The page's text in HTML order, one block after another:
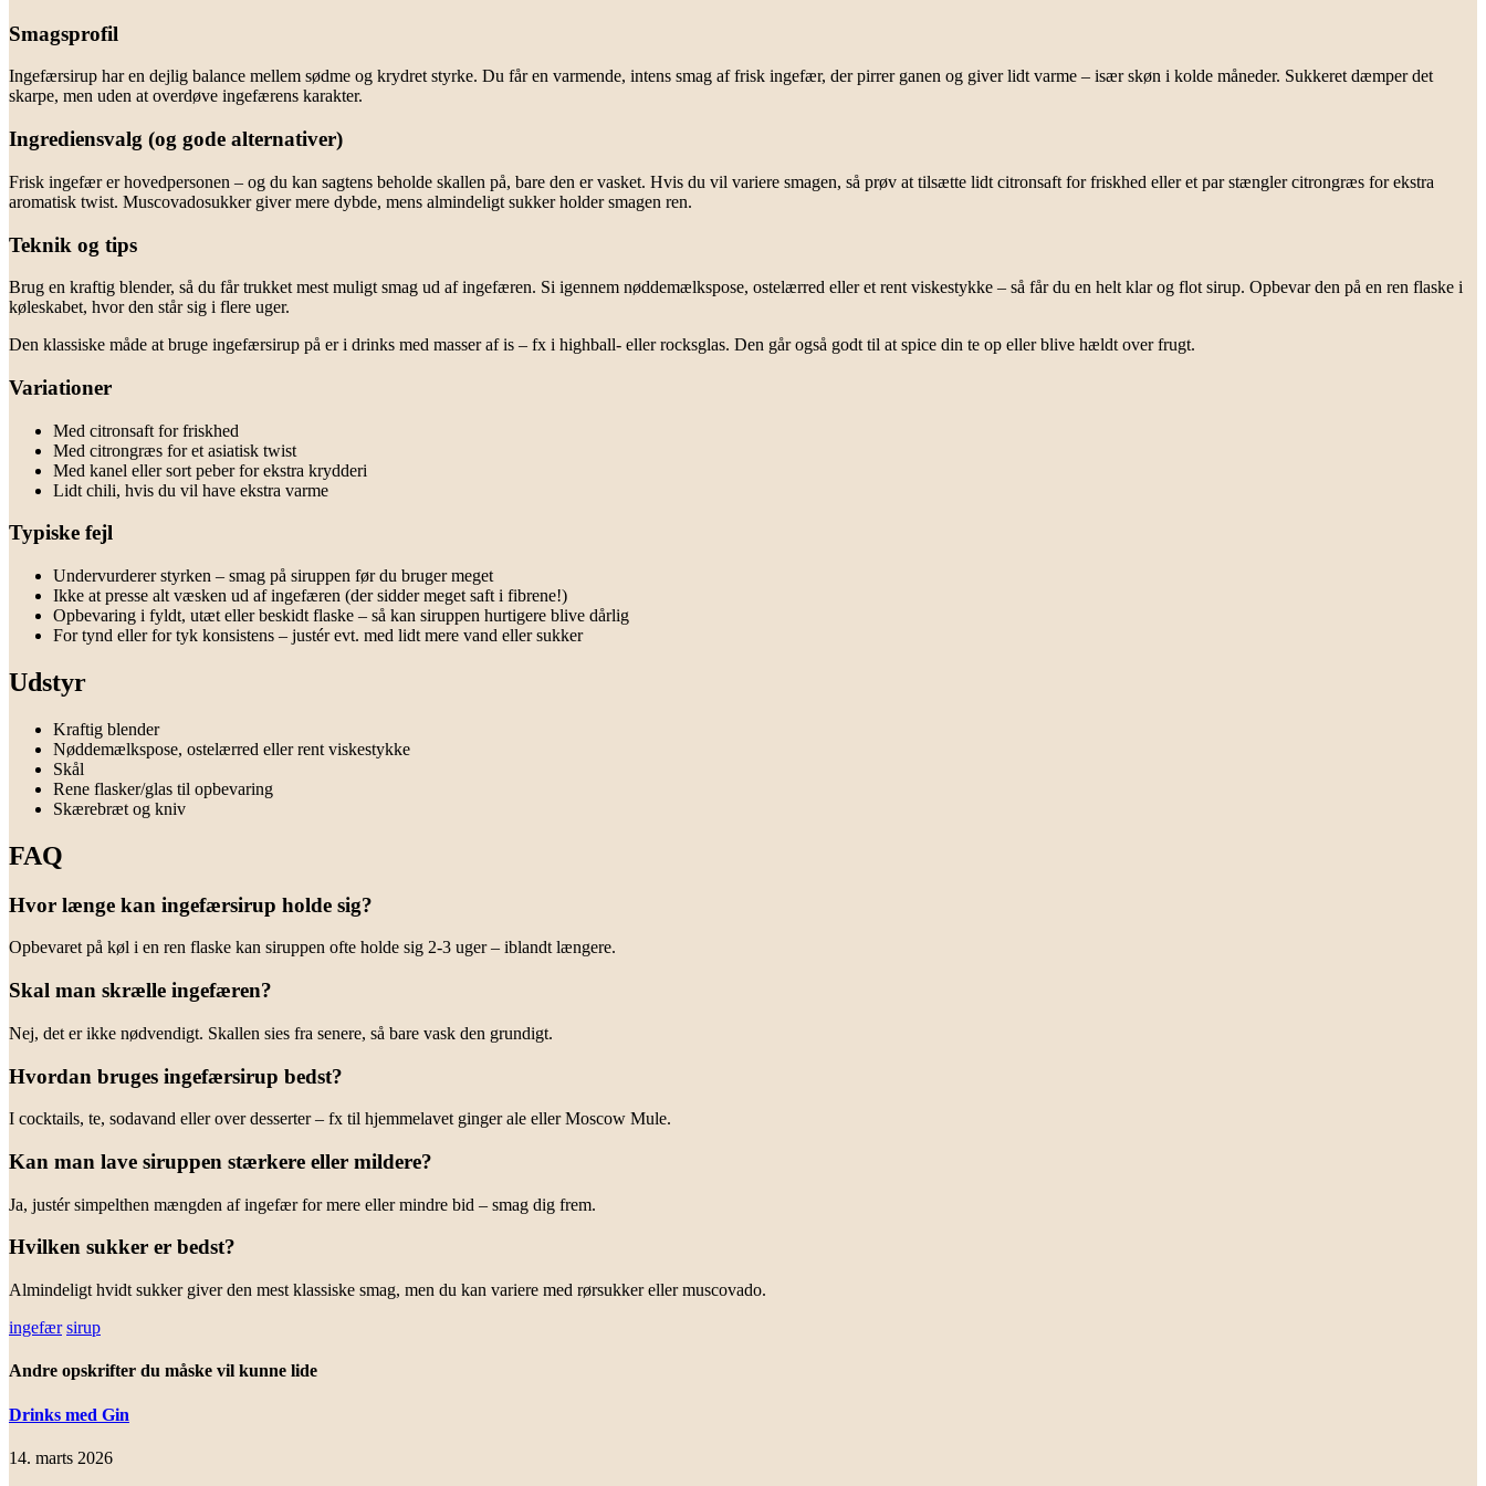
Smagsprofil
Ingefærsirup har en dejlig balance mellem sødme og krydret styrke. Du får en varmende, intens smag af frisk ingefær, der pirrer ganen og giver lidt varme – især skøn i kolde måneder. Sukkeret dæmper det
skarpe, men uden at overdøve ingefærens karakter.
Ingrediensvalg (og gode alternativer)
Frisk ingefær er hovedpersonen – og du kan sagtens beholde skallen på, bare den er vasket. Hvis du vil variere smagen, så prøv at tilsætte lidt citronsaft for friskhed eller et par stængler citrongræs for ekstra
aromatisk twist. Muscovadosukker giver mere dybde, mens almindeligt sukker holder smagen ren.
Teknik og tips
Brug en kraftig blender, så du får trukket mest muligt smag ud af ingefæren. Si igennem nøddemælkspose, ostelærred eller et rent viskestykke – så får du en helt klar og flot sirup. Opbevar den på en ren flaske i
køleskabet, hvor den står sig i flere uger.
Den klassiske måde at bruge ingefærsirup på er i drinks med masser af is – fx i highball- eller rocksglas. Den går også godt til at spice din te op eller blive hældt over frugt.
Variationer
Med citronsaft for friskhed
Med citrongræs for et asiatisk twist
Med kanel eller sort peber for ekstra krydderi
Lidt chili, hvis du vil have ekstra varme
Typiske fejl
Undervurderer styrken – smag på siruppen før du bruger meget
Ikke at presse alt væsken ud af ingefæren (der sidder meget saft i fibrene!)
Opbevaring i fyldt, utæt eller beskidt flaske – så kan siruppen hurtigere blive dårlig
For tynd eller for tyk konsistens – justér evt. med lidt mere vand eller sukker
Udstyr
Kraftig blender
Nøddemælkspose, ostelærred eller rent viskestykke
Skål
Rene flasker/glas til opbevaring
Skærebræt og kniv
FAQ
Hvor længe kan ingefærsirup holde sig?
Opbevaret på køl i en ren flaske kan siruppen ofte holde sig 2-3 uger – iblandt længere.
Skal man skrælle ingefæren?
Nej, det er ikke nødvendigt. Skallen sies fra senere, så bare vask den grundigt.
Hvordan bruges ingefærsirup bedst?
I cocktails, te, sodavand eller over desserter – fx til hjemmelavet ginger ale eller Moscow Mule.
Kan man lave siruppen stærkere eller mildere?
Ja, justér simpelthen mængden af ingefær for mere eller mindre bid – smag dig frem.
Hvilken sukker er bedst?
Almindeligt hvidt sukker giver den mest klassiske smag, men du kan variere med rørsukker eller muscovado.
ingefær sirup
Andre opskrifter du måske vil kunne lide
Drinks med Gin
14. marts 2026